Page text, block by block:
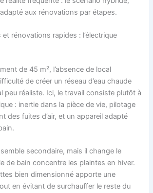
aux rénovations par étapes.
rénovations rapides : l’électrique
de 45 m², l’absence de local
de créer un réseau d’eau chaude
peu réaliste. Ici, le travail consiste plutôt à
: inertie dans la pièce de vie, pilotage
des fuites d’air, et un appareil adapté
secondaire, mais il change le
de bain concentre les plaintes en hiver.
bien dimensionné apporte une
en évitant de surchauffer le reste du